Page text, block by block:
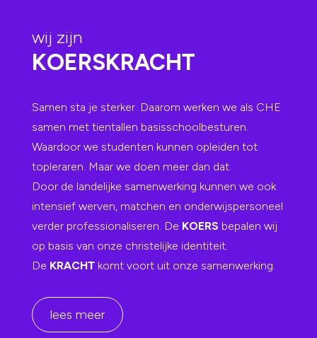
wij zijn
KOERSKRACHT
Samen sta je sterker. Daarom werken we als CHE
samen met tientallen basisschoolbesturen.
Waardoor we studenten kunnen opleiden tot
topleraren. Maar we doen meer dan dat.
Door de landelijke samenwerking kunnen we ook
intensief werven, matchen en onderwijspersoneel
verder professionaliseren. De KOERS bepalen wij
op basis van onze christelijke identiteit.
De KRACHT komt voort uit onze samenwerking.
lees meer